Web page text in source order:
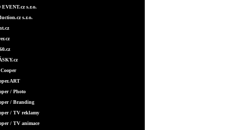
EVENT.cz s.r.o.
s.r.o.
/ Photo
/ Branding
/ TV reklamy
/ TV animace